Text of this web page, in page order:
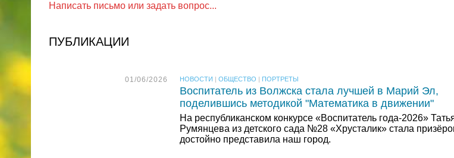
Написать письмо или задать вопрос...
ПУБЛИКАЦИИ
01/06/2026 НОВОСТИ | ОБЩЕСТВО | ПОРТРЕТЫ
Воспитатель из Волжска стала лучшей в Марий Эл,
поделившись методикой "Математика в движении"
На республиканском конкурсе «Воспитатель года-2026»
Румянцева из детского сада №28 «Хрусталик» стала
достойно представила наш город.